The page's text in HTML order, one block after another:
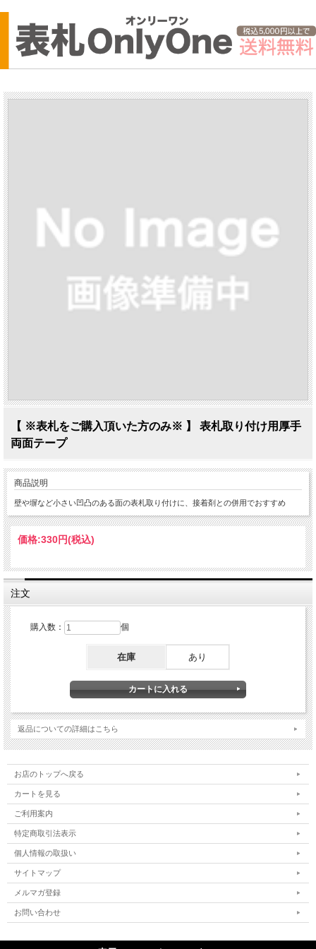
【 ※表札をご購入頂いた方のみ※ 】 表札取り付け用厚手
両面テープ
商品説明
壁や塀など小さい凹凸のある面の表札取り付けに、接着剤との併用でおすすめ
価格:330円(税込)
注文
購入数： 個
在庫 あり
返品についての詳細はこちら
お店のトップへ戻る
カートを見る
ご利用案内
特定商取引法表示
個人情報の取扱い
サイトマップ
メルマガ登録
お問い合わせ